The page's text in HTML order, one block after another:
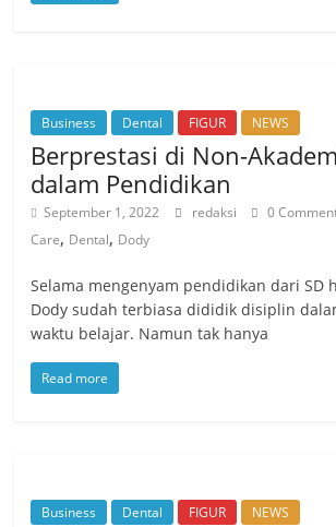
Business Dental FIGUR NEWS
Berprestasi di Non-
dalam Pendidikan
September 1, 2022 redaksi 0
Care, Dental, Dody
Selama mengenyam pendidikan dari SD
Dody sudah terbiasa dididik disiplin
waktu belajar. Namun tak hanya
Read more
Business Dental FIGUR NEWS